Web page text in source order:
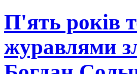
П'ять років
журавлями